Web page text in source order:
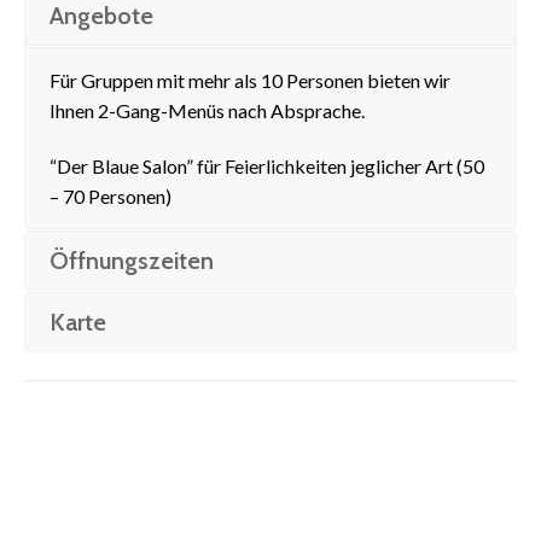
Angebote
Für Gruppen mit mehr als 10 Personen bieten wir
Ihnen 2-Gang-Menüs nach Absprache.
“Der Blaue Salon” für Feierlichkeiten jeglicher Art (50
– 70 Personen)
Öffnungszeiten
Karte